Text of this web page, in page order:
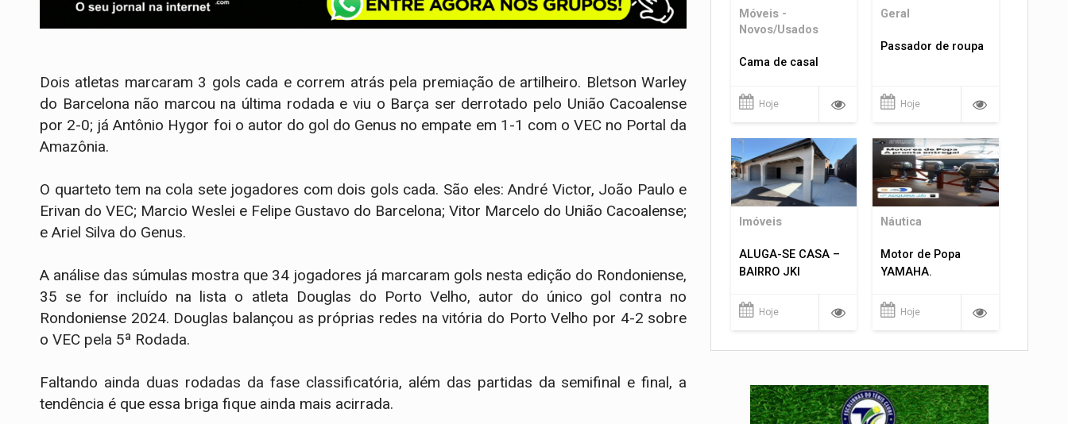
Dois atletas marcaram 3 gols cada e correm atrás pela premiação de artilheiro. Bletson Warley
do Barcelona não marcou na última rodada e viu o Barça ser derrotado pelo União Cacoalense
por 2-0; já Antônio Hygor foi o autor do gol do Genus no empate em 1-1 com o VEC no Portal da
Amazônia.
O quarteto tem na cola sete jogadores com dois gols cada. São eles: André Victor, João Paulo e
Erivan do VEC; Marcio Weslei e Felipe Gustavo do Barcelona; Vitor Marcelo do União Cacoalense;
e Ariel Silva do Genus.
A análise das súmulas mostra que 34 jogadores já marcaram gols nesta edição do Rondoniense,
35 se for incluído na lista o atleta Douglas do Porto Velho, autor do único gol contra no
Rondoniense 2024. Douglas balançou as próprias redes na vitória do Porto Velho por 4-2 sobre
o VEC pela 5ª Rodada.
Faltando ainda duas rodadas da fase classificatória, além das partidas da semifinal e final, a
tendência é que essa briga fique ainda mais acirrada.
Móveis -
Novos/Usados
Cama de casal
Hoje
Geral
Passador de roupa
Hoje
Imóveis
ALUGA-SE CASA –
BAIRRO JKI
Hoje
Náutica
Motor de Popa
YAMAHA.
Hoje